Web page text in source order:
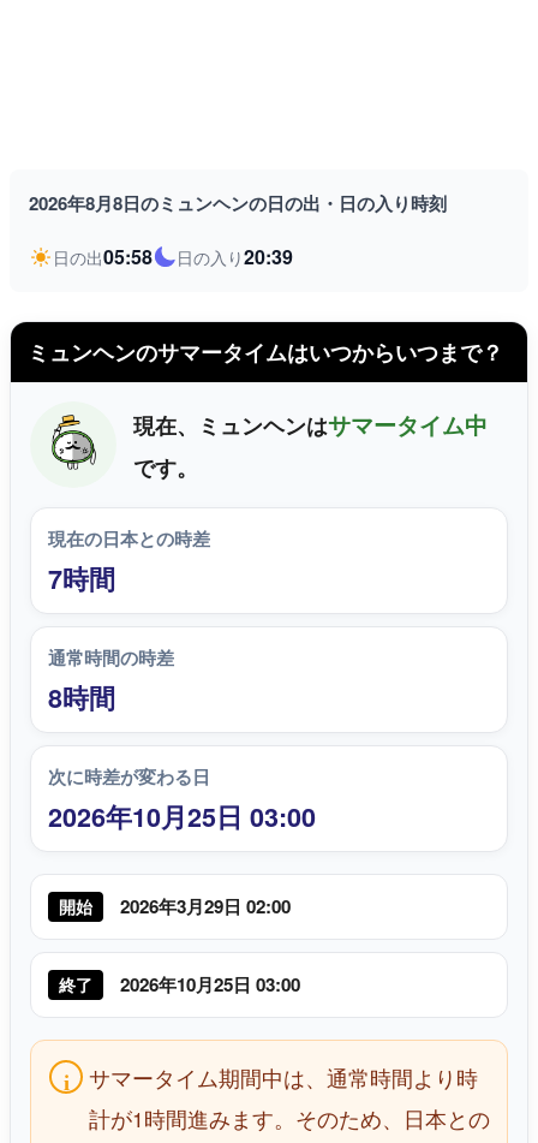
2026年8月8日のミュンヘンの日の出・日の入り時刻
日の出05:58 日の入り20:39
ミュンヘンのサマータイムはいつからいつまで？
現在、ミュンヘンはサマータイム中
です。
現在の日本との時差
7時間
通常時間の時差
8時間
次に時差が変わる日
2026年10月25日 03:00
開始 2026年3月29日 02:00
終了 2026年10月25日 03:00
サマータイム期間中は、通常時間より時
計が1時間進みます。そのため、日本との